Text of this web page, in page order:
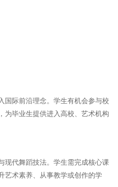
国际前沿理念。学生有机会参与校
为毕业生提供进入高校、艺术机构
现代舞蹈技法。学生需完成核心课
艺术素养、从事教学或创作的学